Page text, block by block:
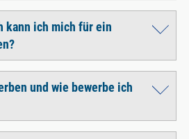
kann ich mich für ein
und wie bewerbe ich